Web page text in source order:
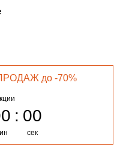
до -70%
00
сек